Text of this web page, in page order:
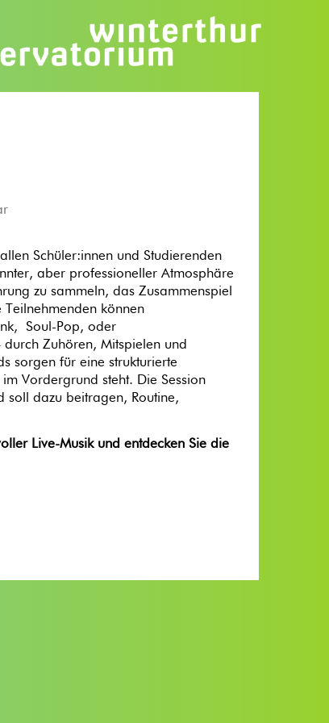
Schüler:innen und Studierenden
aber professioneller Atmosphäre
zu sammeln, das Zusammenspiel
Teilnehmenden können
Soul-Pop, oder
Zuhören, Mitspielen und
sorgen für eine strukturierte
Vordergrund steht. Die Session
soll dazu beitragen, Routine,
Live-Musik und entdecken Sie die